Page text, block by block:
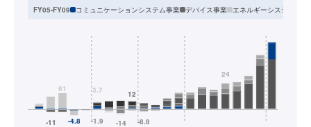
FY05-FY09 コミュニケーションシステム事業 デバイス事業 エネルギーシステム事業